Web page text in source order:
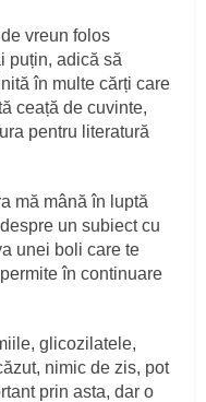
vreun folos
puțin, adică să
în multe cărți care
ceață de cuvinte,
pentru literatură
mă mână în luptă
un subiect cu
unei boli care te
în continuare
glicozilatele,
nimic de zis, pot
prin asta, dar o